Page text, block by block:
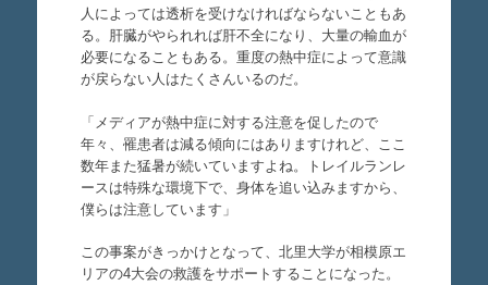
人によっては透析を受けなければならないこともあ
る。肝臓がやられれば肝不全になり、大量の輸血が
必要になることもある。重度の熱中症によって意識
が戻らない人はたくさんいるのだ。
「メディアが熱中症に対する注意を促したので
年々、罹患者は減る傾向にはありますけれど、ここ
数年また猛暑が続いていますよね。トレイルランレ
ースは特殊な環境下で、身体を追い込みますから、
僕らは注意しています」
この事案がきっかけとなって、北里大学が相模原エ
リアの4大会の救護をサポートすることになった。